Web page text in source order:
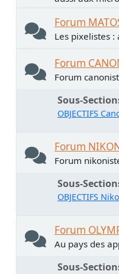
Forum
Les pixelistes
Forum
Forum
Sous-
OBJECTIFS
Forum
Forum
Sous-
OBJECTIFS
Forum
Au pays des
Sous-